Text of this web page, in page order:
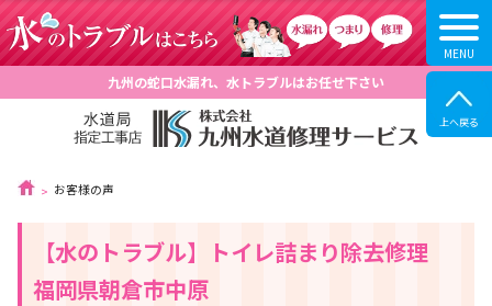
九州の蛇口水漏れ、水トラブルはお任せ下さい
お客様の声
【水のトラブル】トイレ詰まり除去修理
福岡県朝倉市中原